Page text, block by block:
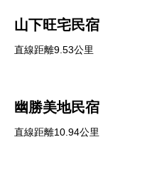
山下旺宅民宿
直線距離9.53公里
幽勝美地民宿
直線距離10.94公里